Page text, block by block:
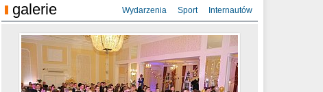
galerie Wydarzenia Sport Internautów
Studniówka Kopernik 2019.01.11
Studniówka LMK 2019.01.05
Studniówka ZS Ekonomicznych
2019.01.05